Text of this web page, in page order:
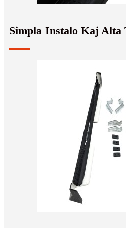
Simpla Instalo Kaj Alta